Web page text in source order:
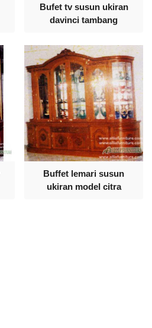
Bufet tv susun ukiran
davinci tambang
Buffet lemari susun
ukiran model citra